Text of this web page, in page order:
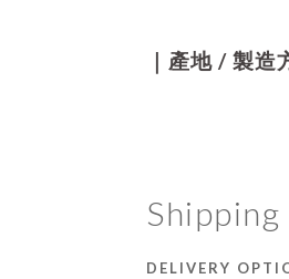
｜產地 / 製造
DELIVERY